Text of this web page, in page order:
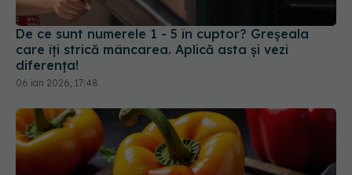
De ce sunt numerele 1 - 5 în cuptor? Greșeala
care îți strică mâncarea. Aplică asta și vezi
diferența!
06 ian 2026, 17:48